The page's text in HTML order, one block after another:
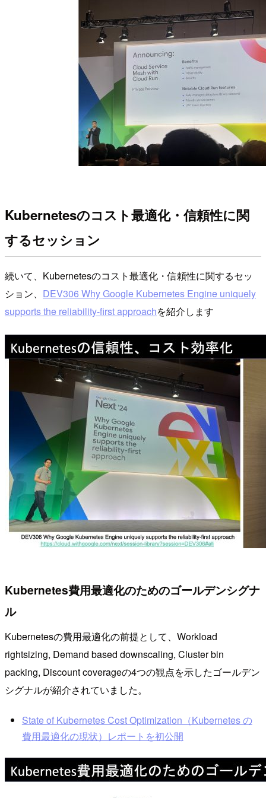
Kubernetesのコスト最適化・信頼性に関
するセッション
続いて、Kubernetesのコスト最適化・信頼性に関するセッ
ション、 DEV306 Why Google Kubernetes Engine uniquely
supports the reliability-first approachを紹介します
Kubernetes費用最適化のためのゴールデンシグナ
ル
Kubernetesの費用最適化の前提として、Workload
rightsizing, Demand based downscaling, Cluster bin
packing, Discount coverageの4つの観点を示したゴールデン
シグナルが紹介されていました。
State of Kubernetes Cost Optimization（Kubernetes の
費用最適化の現状）レポートを初公開